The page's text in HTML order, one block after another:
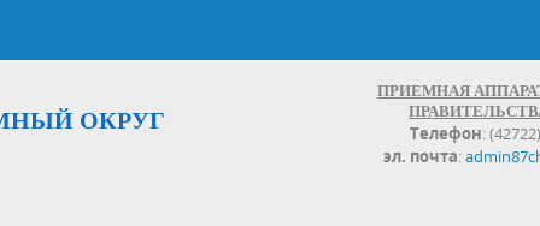
ОКРУГ
ПРИЕМНАЯ
Телефон:
эл. почта: